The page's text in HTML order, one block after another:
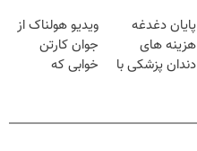
صحبت کنید)
پایان دغدغه
هزینه های
دندان پزشکی با
ویدیو هولناک از
جوان کارتن
خوابی که